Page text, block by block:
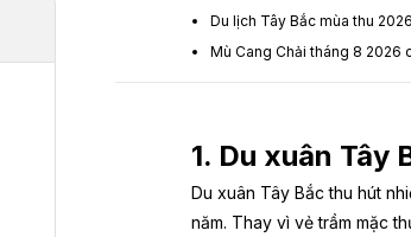
Du lịch Tây Bắc mùa thu
Mù Cang Chải tháng 8 2026
1. Du xuân Tây
Du xuân Tây Bắc thu hút
năm. Thay vì vẻ trầm mặc